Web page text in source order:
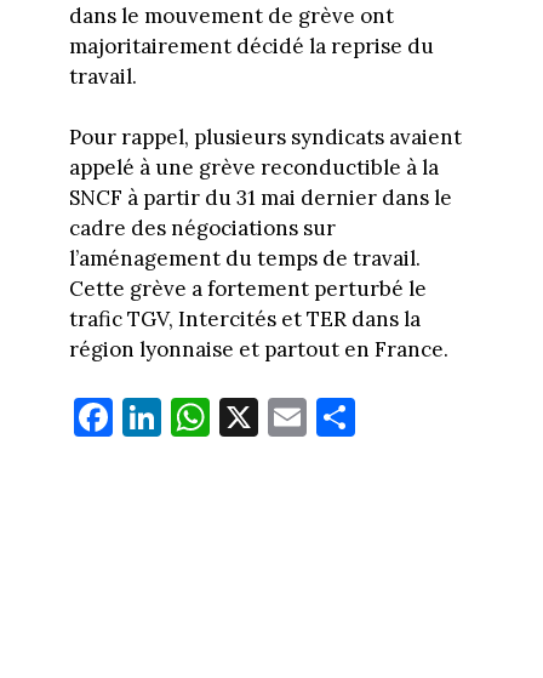
dans le mouvement de grève ont
majoritairement décidé la reprise du
travail.
Pour rappel, plusieurs syndicats avaient
appelé à une grève reconductible à la
SNCF à partir du 31 mai dernier dans le
cadre des négociations sur
l’aménagement du temps de travail.
Cette grève a fortement perturbé le
trafic TGV, Intercités et TER dans la
région lyonnaise et partout en France.
Fa
ce
Li
nk
W
ha
X E
m
Pa
rt